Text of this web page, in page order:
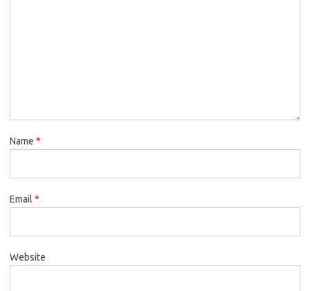
Name *
Email *
Website